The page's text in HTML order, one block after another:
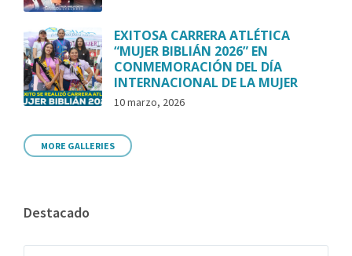
EXITOSA CARRERA ATLÉTICA
“MUJER BIBLIÁN 2026” EN
CONMEMORACIÓN DEL DÍA
INTERNACIONAL DE LA MUJER
10 marzo, 2026
MORE GALLERIES
Destacado